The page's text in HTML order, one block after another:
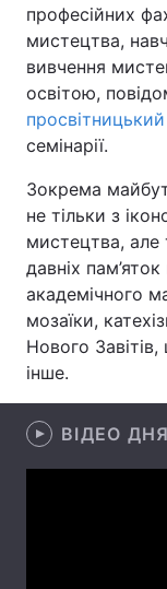
Україна
Економіка
Техно і зв'язок
Зброя
Здоров'я
Цікавинки
Екологія
Лонгріди
професійних
мистецтва,
вивчення
освітою,
семінарії.
Зокрема
не тільки з
мистецтва,
давніх
академічного
мозаїки,
Нового
інше.
ВІДЕО ДНЯ